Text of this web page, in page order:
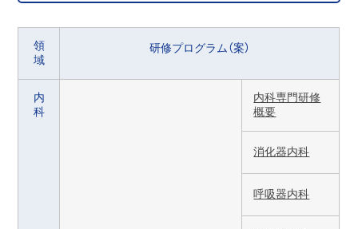
領
域
研修プログラム（案）
内
科
内科専門研修
概要
消化器内科
呼吸器内科